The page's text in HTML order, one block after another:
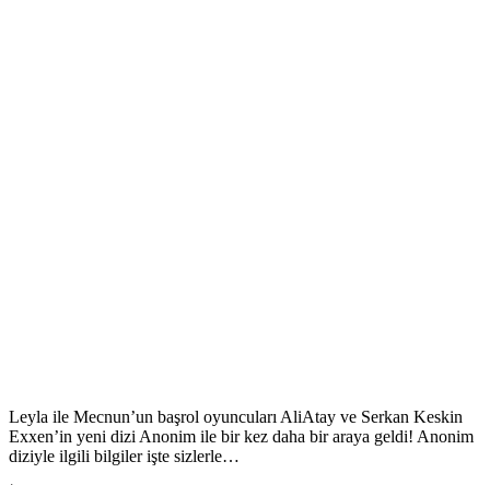
Leyla ile Mecnun’un başrol oyuncuları AliAtay ve Serkan Keskin
Exxen’in yeni dizi Anonim ile bir kez daha bir araya geldi! Anonim
diziyle ilgili bilgiler işte sizlerle…